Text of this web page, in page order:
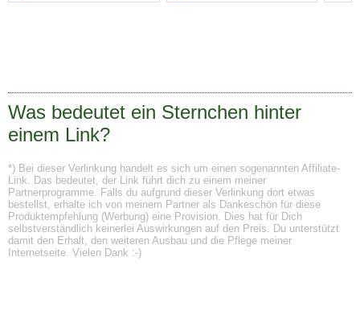
Was bedeutet ein Sternchen hinter
einem Link?
*) Bei dieser Verlinkung handelt es sich um einen sogenannten Affiliate-
Link. Das bedeutet, der Link führt dich zu einem meiner
Partnerprogramme. Falls du aufgrund dieser Verlinkung dort etwas
bestellst, erhalte ich von meinem Partner als Dankeschön für diese
Produktempfehlung (Werbung) eine Provision. Dies hat für Dich
selbstverständlich keinerlei Auswirkungen auf den Preis. Du unterstützt
damit den Erhalt, den weiteren Ausbau und die Pflege meiner
Internetseite. Vielen Dank :-)